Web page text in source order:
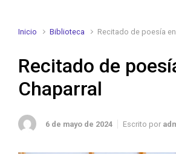
Inicio Biblioteca Recitado de poesía en
Recitado de
Chaparral
6 de mayo de 2024 Escrito por